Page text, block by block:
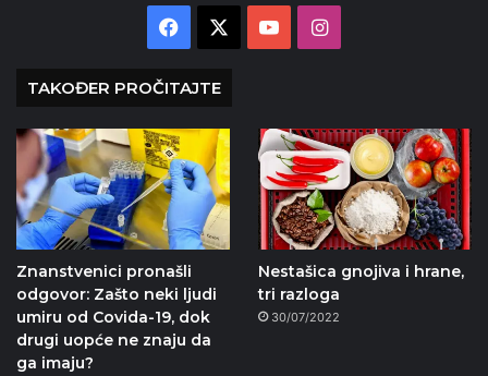
Facebook YouTubeInstagram
TAKOĐER PROČITAJTE
Znanstvenici pronašli
odgovor: Zašto neki ljudi
umiru od Covida-19, dok
drugi uopće ne znaju da
ga imaju?
Nestašica gnojiva i hrane,
tri razloga
30/07/2022